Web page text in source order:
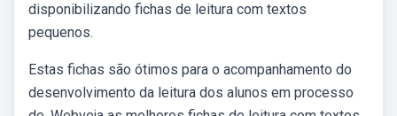
disponibilizando fichas de leitura com textos
pequenos.
Estas fichas são ótimos para o acompanhamento do
desenvolvimento da leitura dos alunos em processo